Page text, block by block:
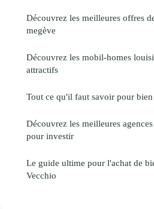
Découvrez les meilleures offres
megève
Découvrez les mobil-homes
attractifs
Tout ce qu'il faut savoir pour
Découvrez les meilleures
pour investir
Le guide ultime pour l'achat de
Vecchio